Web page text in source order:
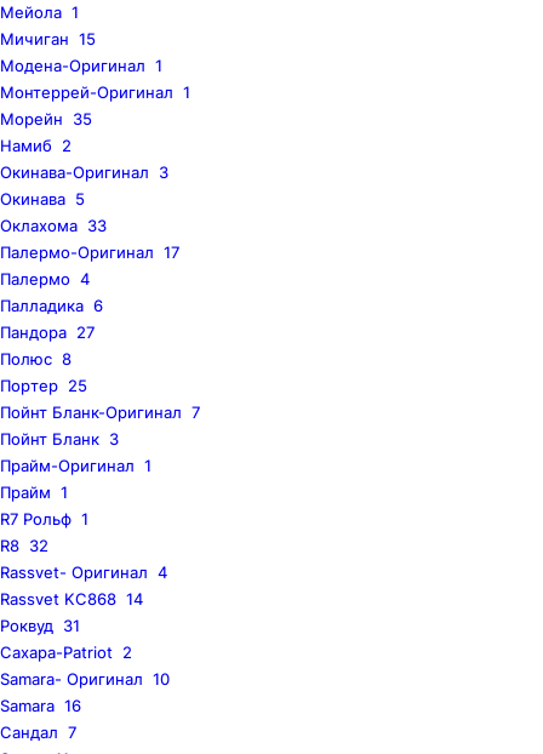
Мейола 1
Мичиган 15
Модена-Оригинал 1
Монтеррей-Оригинал 1
Морейн
35
Намиб
2
Окинава-Оригинал
3
Окинава 5
Оклахома 33
Палермо-Оригинал 17
Палермо 4
Палладика 6
Пандора 27
Полюс 8
Портер 25
Пойнт Бланк-Оригинал 7
Пойнт Бланк 3
Прайм-Оригинал 1
Прайм 1
R7 Рольф 1
R8 32
Rassvet- Оригинал 4
Rassvet KC868 14
Роквуд
31
Сахара-Patriot 2
Samara- Оригинал 10
Samara 16
Сандал 7